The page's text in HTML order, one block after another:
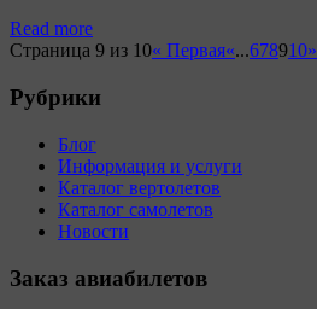
Read more
Страница 9 из 10« Первая«...678910»
Рубрики
Блог
Информация и услуги
Каталог вертолетов
Каталог самолетов
Новости
Заказ авиабилетов